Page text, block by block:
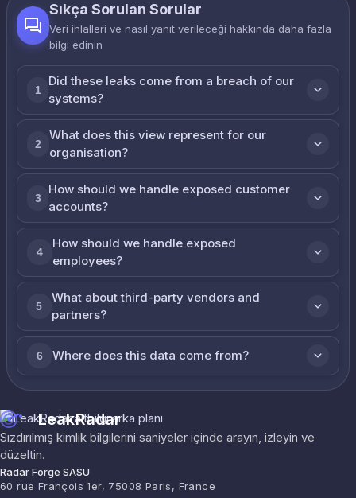
Sıkça Sorulan Sorular
Veri ihlalleri ve nasıl yanıt verileceği hakkında daha fazla
bilgi edinin
1
Did these leaks come from a breach of our
systems?
2
What does this view represent for our
organisation?
3
How should we handle exposed customer
accounts?
4
How should we handle exposed
employees?
5
What about third-party vendors and
partners?
6 Where does this data come from?
LeakRadar
Sızdırılmış kimlik bilgilerini saniyeler içinde arayın, izleyin ve
düzeltin.
Radar Forge SASU
60 rue François 1er, 75008 Paris, France